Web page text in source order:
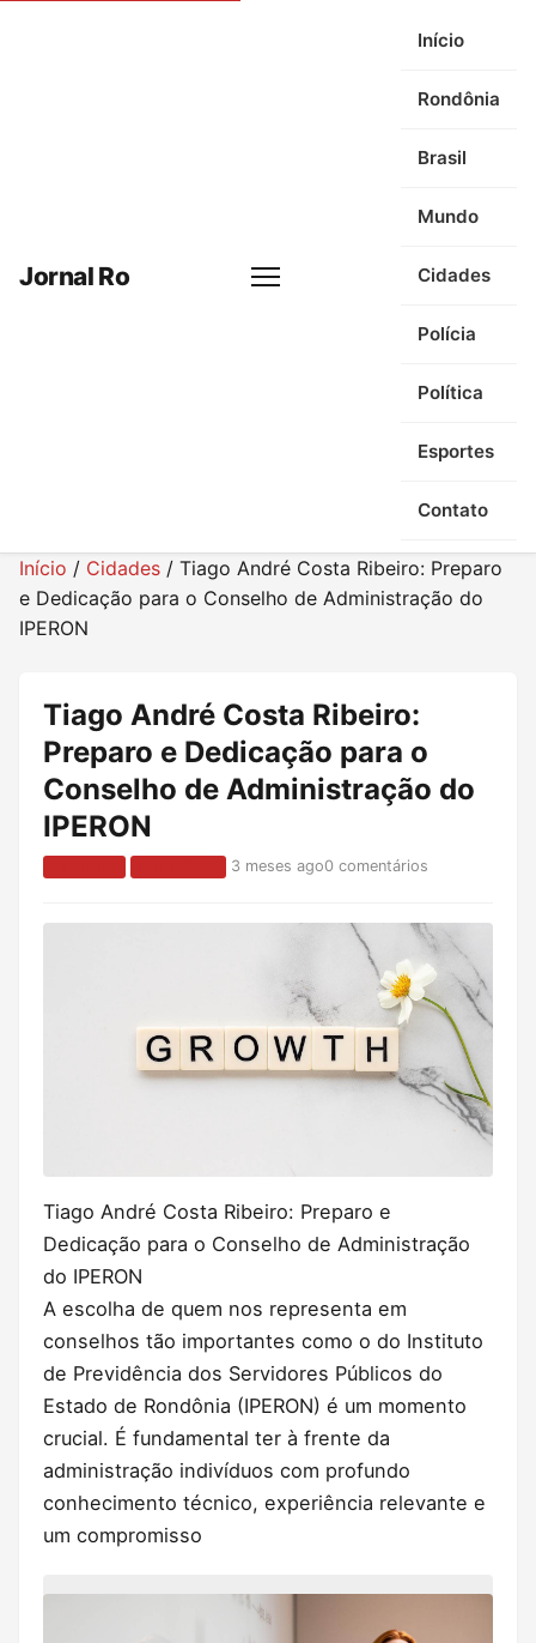
Jornal Ro Menu
Início
Rondônia
Brasil
Mundo
Cidades
Polícia
Política
Esportes
Contato
Início / Cidades / Tiago André Costa Ribeiro: Preparo
e Dedicação para o Conselho de Administração do
IPERON
Tiago André Costa Ribeiro:
Preparo e Dedicação para o
Conselho de Administração do
IPERON
3 meses ago0 comentários
Tiago André Costa Ribeiro: Preparo e
Dedicação para o Conselho de Administração
do IPERON
A escolha de quem nos representa em
conselhos tão importantes como o do Instituto
de Previdência dos Servidores Públicos do
Estado de Rondônia (IPERON) é um momento
crucial. É fundamental ter à frente da
administração indivíduos com profundo
conhecimento técnico, experiência relevante e
um compromisso